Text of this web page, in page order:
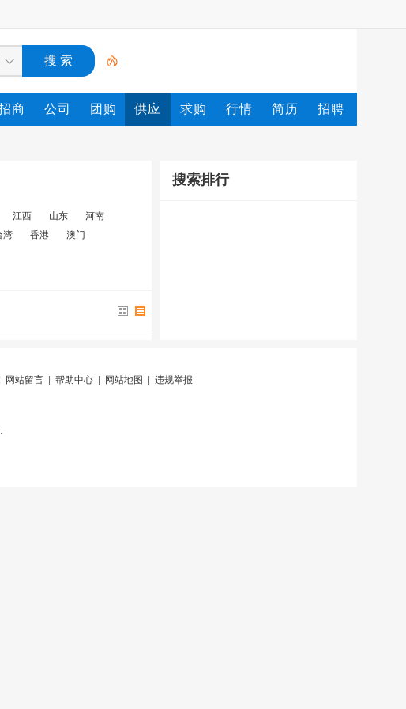
商 公司 团购 供应 求购 行情 简历 招聘
江西 山东
河南
湾 香港 澳门
搜索排行
网站留言 帮助中心 网站地图 违规举报